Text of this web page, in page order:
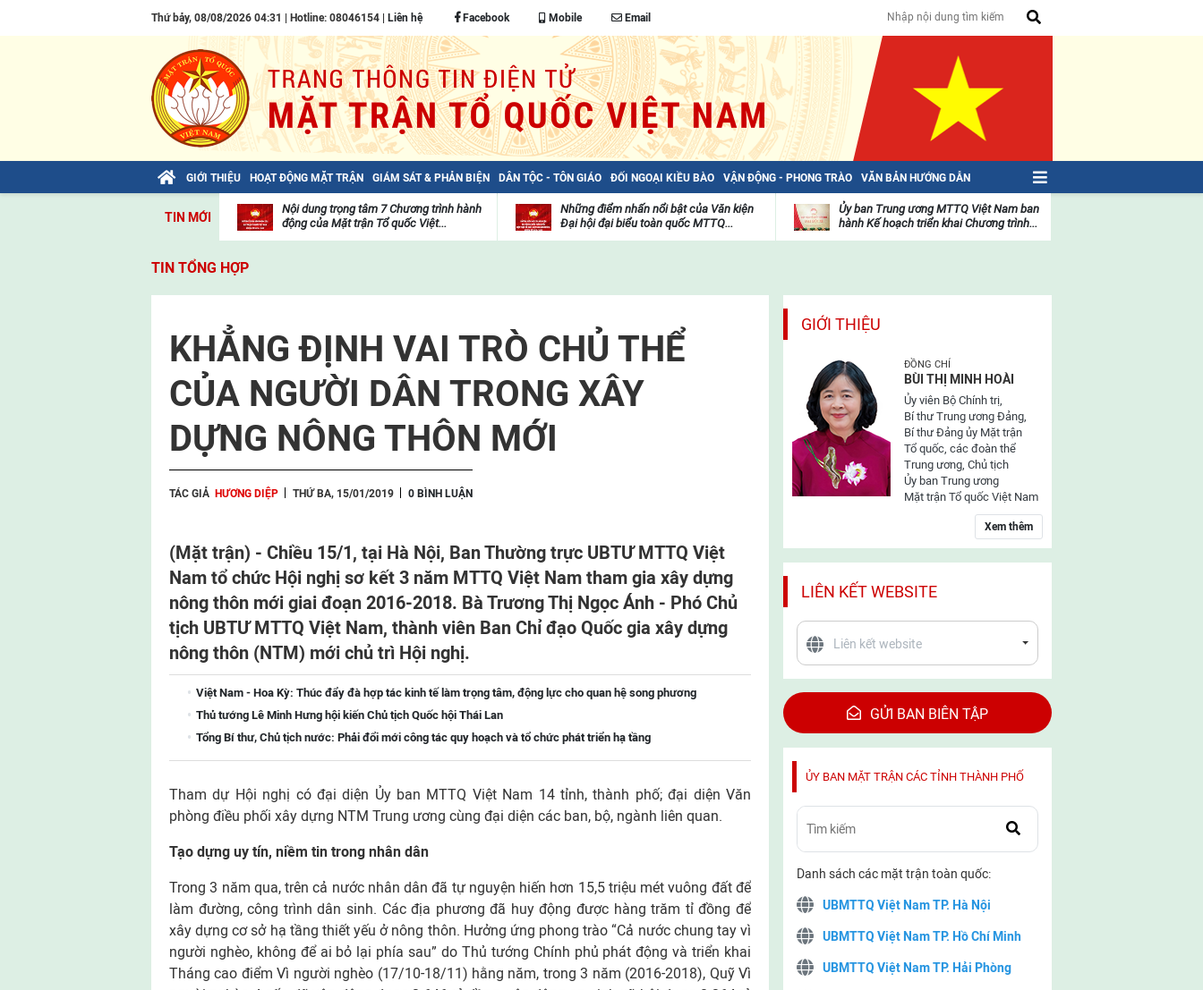
Thứ bảy, 08/08/2026 04:31 | Hotline: 08046154 | Liên hệ Facebook Mobile Email
GIỚI THIỆU HOẠT ĐỘNG MẶT TRẬN GIÁM SÁT & PHẢN BIỆN DÂN TỘC - TÔN GIÁO ĐỐI NGOẠI KIỀU BÀO VẬN ĐỘNG - PHONG TRÀO VĂN BẢN HƯỚNG DẪN
TIN MỚI
Bài viết của Tổng Bí thư Tô Lâm: TIẾN
viện
Nội dung trọng tâm 7 Chương trình hành
động của Mặt trận Tổ quốc Việt...
Những điểm nhấn nổi bật của Văn kiện
Đại hội đại biểu toàn quốc MTTQ...
mặt
trận
Ủy ban Trung ương MTTQ Việt Nam ban
hành Kế hoạch triển khai Chương trình...
TIN TỔNG HỢP
KHẲNG ĐỊNH VAI TRÒ CHỦ THỂ
CỦA NGƯỜI DÂN TRONG XÂY
DỰNG NÔNG THÔN MỚI
TÁC GIẢ HƯƠNG DIỆP THỨ BA, 15/01/2019 0 BÌNH LUẬN
(Mặt trận) - Chiều 15/1, tại Hà Nội, Ban Thường trực UBTƯ MTTQ Việt
Nam tổ chức Hội nghị sơ kết 3 năm MTTQ Việt Nam tham gia xây dựng
nông thôn mới giai đoạn 2016-2018. Bà Trương Thị Ngọc Ánh - Phó Chủ
tịch UBTƯ MTTQ Việt Nam, thành viên Ban Chỉ đạo Quốc gia xây dựng
nông thôn (NTM) mới chủ trì Hội nghị.
Việt Nam - Hoa Kỳ: Thúc đẩy đà hợp tác kinh tế làm trọng tâm, động lực cho quan hệ song phương
Thủ tướng Lê Minh Hưng hội kiến Chủ tịch Quốc hội Thái Lan
Tổng Bí thư, Chủ tịch nước: Phải đổi mới công tác quy hoạch và tổ chức phát triển hạ tầng
Tham dự Hội nghị có đại diện Ủy ban MTTQ Việt Nam 14 tỉnh, thành phố; đại diện Văn
phòng điều phối xây dựng NTM Trung ương cùng đại diện các ban, bộ, ngành liên quan.
Tạo dựng uy tín, niềm tin trong nhân dân
Trong 3 năm qua, trên cả nước nhân dân đã tự nguyện hiến hơn 15,5 triệu mét vuông đất để
làm đường, công trình dân sinh. Các địa phương đã huy động được hàng trăm tỉ đồng để
xây dựng cơ sở hạ tầng thiết yếu ở nông thôn. Hưởng ứng phong trào “Cả nước chung tay vì
người nghèo, không để ai bỏ lại phía sau” do Thủ tướng Chính phủ phát động và triển khai
Tháng cao điểm Vì người nghèo (17/10-18/11) hằng năm, trong 3 năm (2016-2018), Quỹ Vì
GIỚI THIỆU
ĐỒNG CHÍ
BÙI THỊ MINH HOÀI
Ủy viên Bộ Chính trị,
Bí thư Trung ương Đảng,
Bí thư Đảng ủy Mặt trận
Tổ quốc, các đoàn thể
Trung ương, Chủ tịch
Ủy ban Trung ương
Mặt trận Tổ quốc Việt Nam
Xem thêm
LIÊN KẾT WEBSITE
GỬI BAN BIÊN TẬP
ỦY BAN MẶT TRẬN CÁC TỈNH THÀNH PHỐ
Danh sách các mặt trận toàn quốc:
UBMTTQ Việt Nam TP. Hà Nội
UBMTTQ Việt Nam TP. Hồ Chí Minh
UBMTTQ Việt Nam TP. Hải Phòng